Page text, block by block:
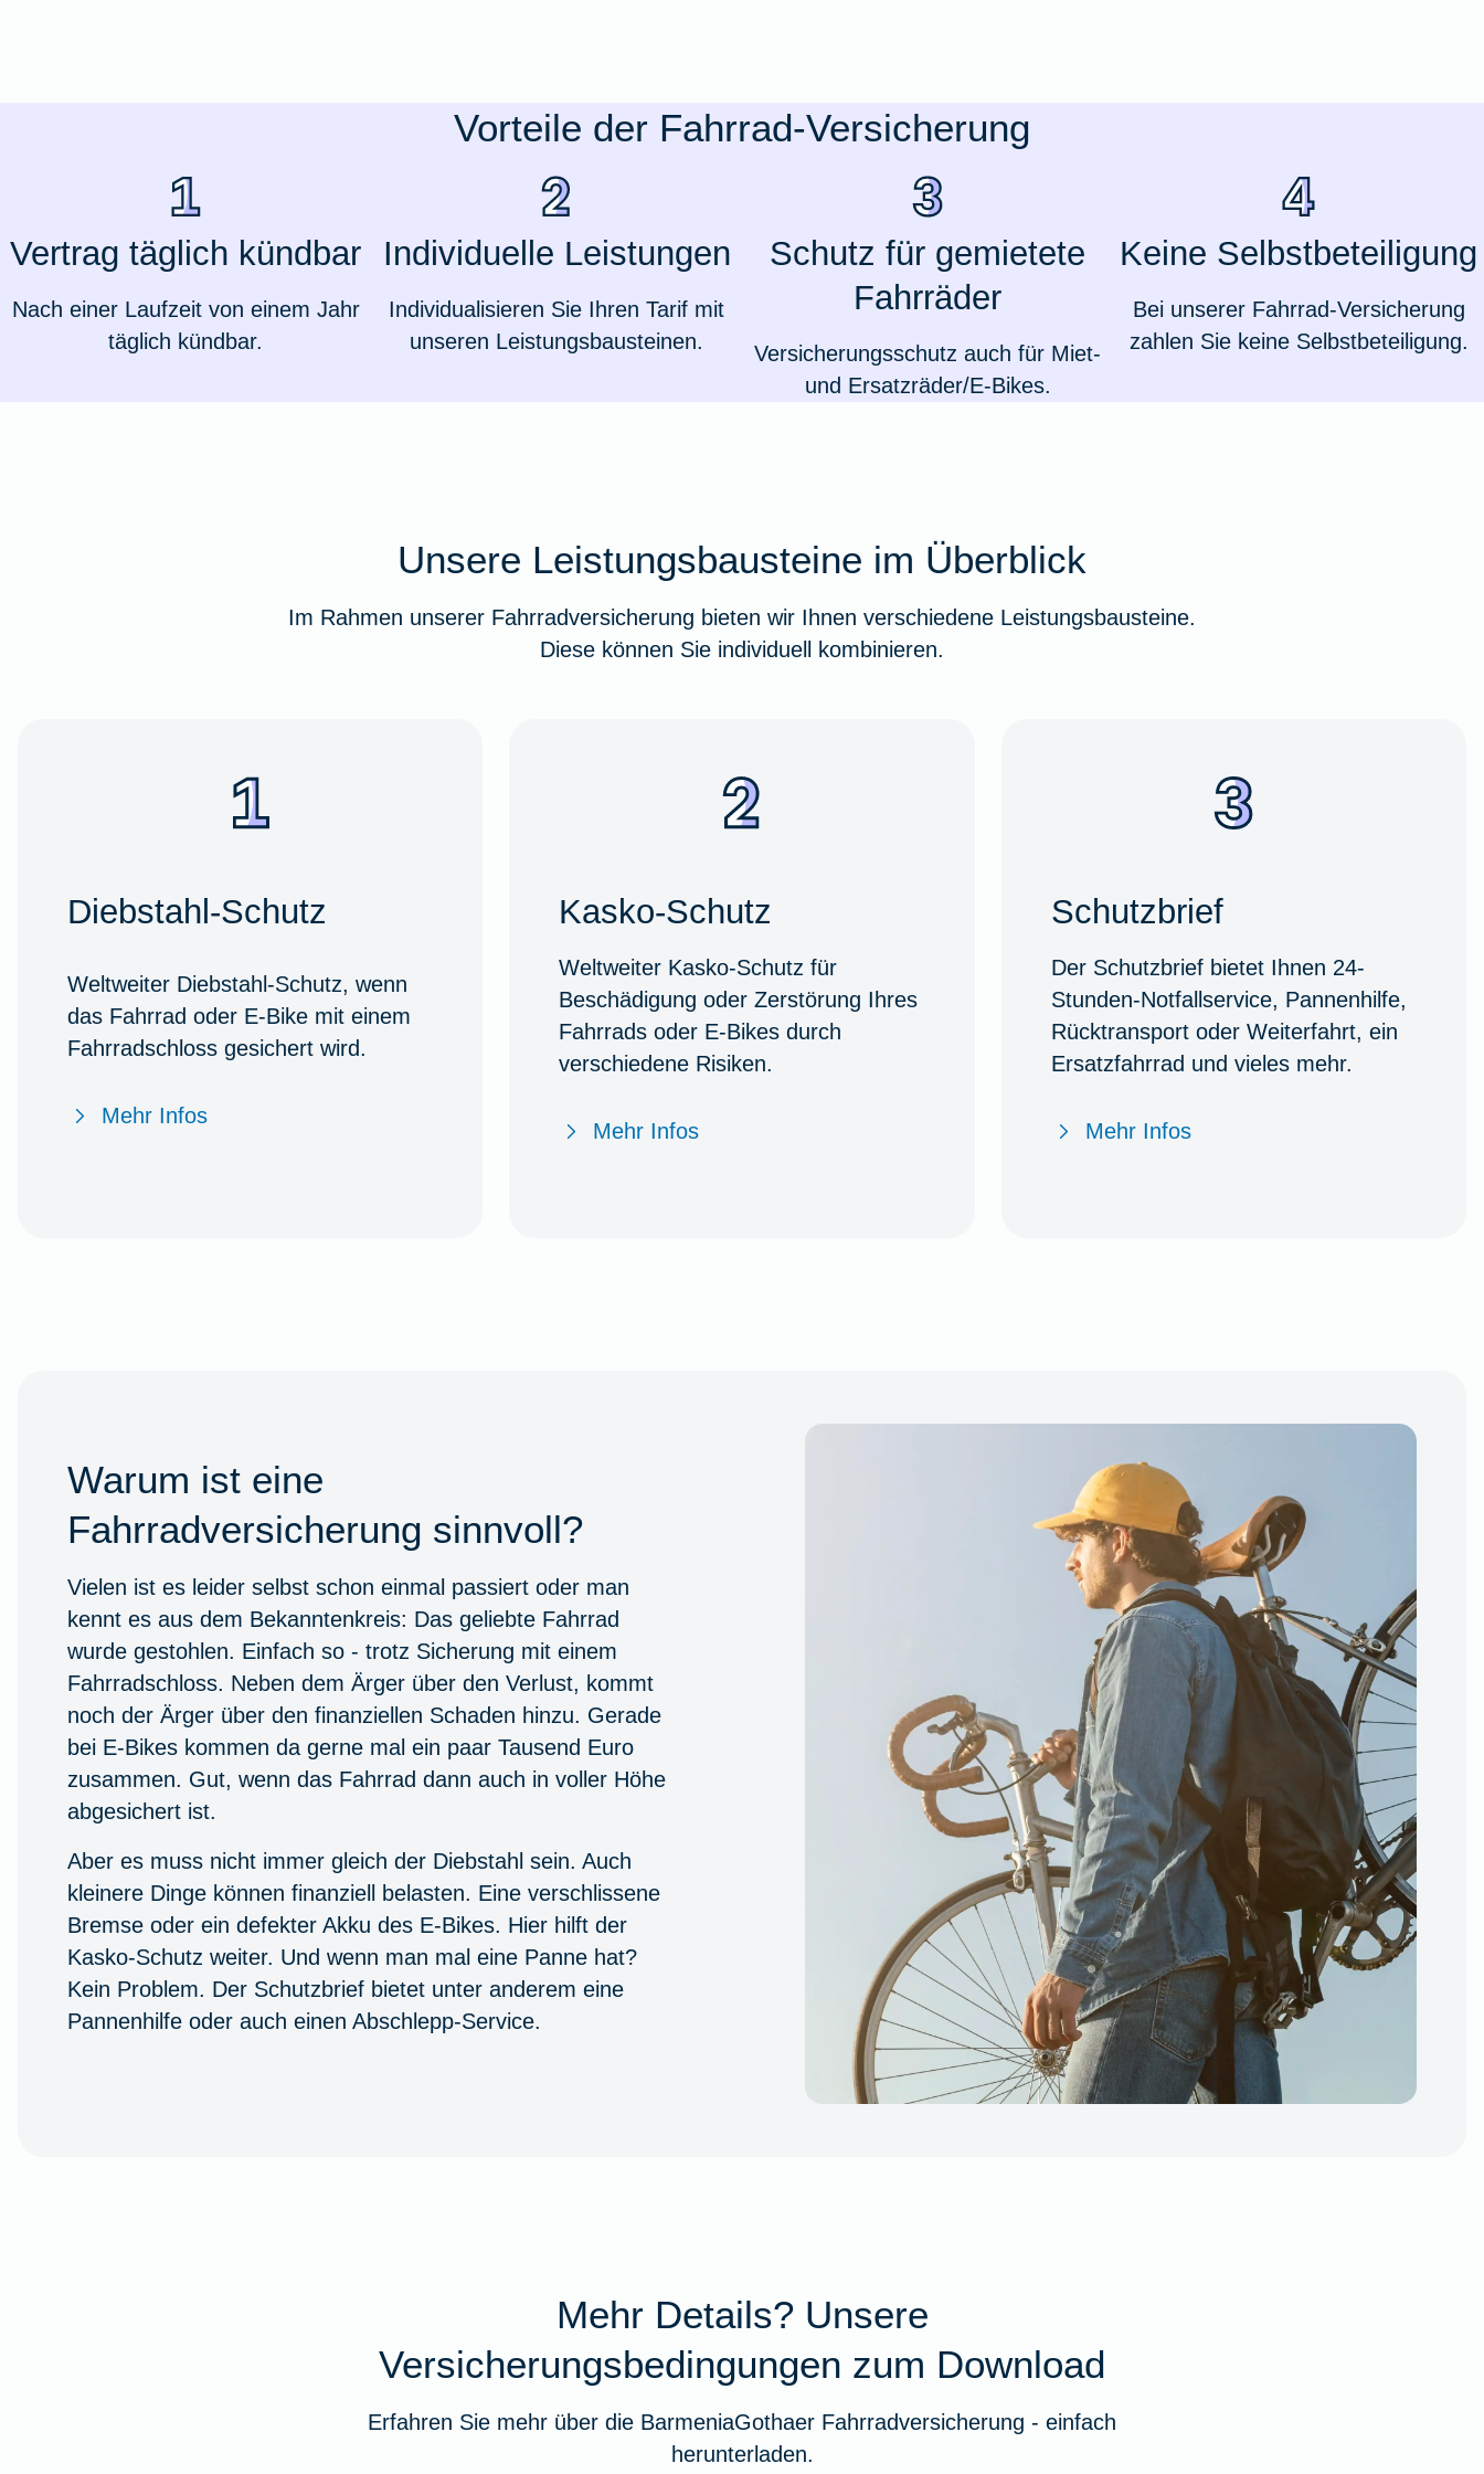
Vorteile der Fahrrad-Versicherung
Vertrag täglich kündbar
Nach einer Laufzeit von einem Jahr
täglich kündbar.
Individuelle Leistungen
Individualisieren Sie Ihren Tarif mit
unseren Leistungsbausteinen.
Schutz für gemietete
Fahrräder
Versicherungsschutz auch für Miet-
und Ersatzräder/E-Bikes.
Keine Selbstbeteiligung
Bei unserer Fahrrad-Versicherung
zahlen Sie keine Selbstbeteiligung.
Unsere Leistungsbausteine im Überblick
Im Rahmen unserer Fahrradversicherung bieten wir Ihnen verschiedene Leistungsbausteine.
Diese können Sie individuell kombinieren.
Diebstahl-Schutz
Weltweiter Diebstahl-Schutz, wenn
das Fahrrad oder E-Bike mit einem
Fahrradschloss gesichert wird.
Mehr Infos
Kasko-Schutz
Weltweiter Kasko-Schutz für
Beschädigung oder Zerstörung Ihres
Fahrrads oder E-Bikes durch
verschiedene Risiken.
Mehr Infos
Schutzbrief
Der Schutzbrief bietet Ihnen 24-
Stunden-Notfallservice, Pannenhilfe,
Rücktransport oder Weiterfahrt, ein
Ersatzfahrrad und vieles mehr.
Mehr Infos
Warum ist eine
Fahrradversicherung sinnvoll?
Vielen ist es leider selbst schon einmal passiert oder man
kennt es aus dem Bekanntenkreis: Das geliebte Fahrrad
wurde gestohlen. Einfach so - trotz Sicherung mit einem
Fahrradschloss. Neben dem Ärger über den Verlust, kommt
noch der Ärger über den finanziellen Schaden hinzu. Gerade
bei E-Bikes kommen da gerne mal ein paar Tausend Euro
zusammen. Gut, wenn das Fahrrad dann auch in voller Höhe
abgesichert ist.
Aber es muss nicht immer gleich der Diebstahl sein. Auch
kleinere Dinge können finanziell belasten. Eine verschlissene
Bremse oder ein defekter Akku des E-Bikes. Hier hilft der
Kasko-Schutz weiter. Und wenn man mal eine Panne hat?
Kein Problem. Der Schutzbrief bietet unter anderem eine
Pannenhilfe oder auch einen Abschlepp-Service.
Mehr Details? Unsere
Versicherungsbedingungen zum Download
Erfahren Sie mehr über die BarmeniaGothaer Fahrradversicherung - einfach
herunterladen.